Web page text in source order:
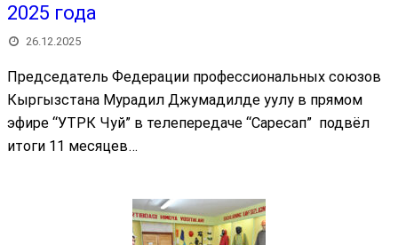
2025 года
26.12.2025
Председатель Федерации профессиональных союзов
Кыргызстана Мурадил Джумадилде уулу в прямом
эфире “УТРК Чуй” в телепередаче “Саресап” подвёл
итоги 11 месяцев…